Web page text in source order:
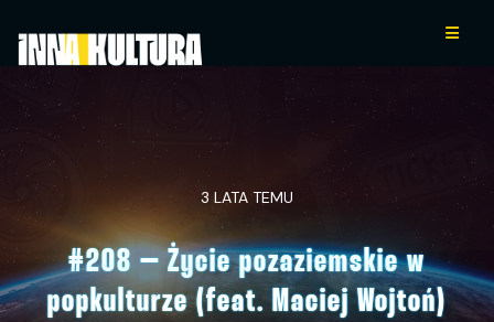
3 LATA TEMU
#208 – Życie pozaziemskie w
popkulturze (feat. Maciej Wojtoń)